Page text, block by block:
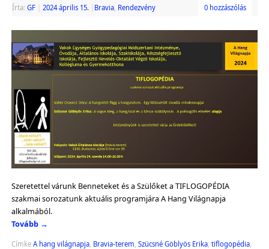
Írta: GF 2024 április 15. Bravia, Rendezvény 0 hozzászólás
Szeretettel várunk Benneteket és a Szülőket a TIFLOGOPÉDIA
szakmai sorozatunk aktuális programjára A Hang Világnapja
alkalmából.
Tovább →
Címke A hang világnapja, Bravia-terem Szücsné Göblyös Erika, tiflogopédia,